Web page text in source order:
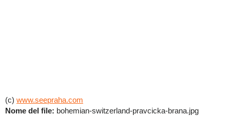
(c) www.seepraha.com
Nome del file: bohemian-switzerland-pravcicka-brana.jpg